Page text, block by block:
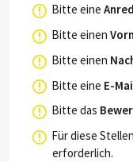
Bitte eine
Bitte einen
Bitte einen
Bitte eine E-
Bitte das
Für diese
erforderlich.